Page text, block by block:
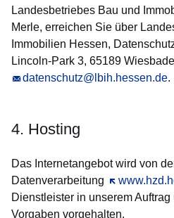
Landesbetriebes Bau und
Merle, erreichen Sie über
Immobilien Hessen,
Lincoln-Park 3, 65189
datenschutz@lbih.hessen.de.
4. Hosting
Das Internetangebot wird von
Datenverarbeitung Öffnet sich
Dienstleister in unserem
Vorgaben vorgehalten.